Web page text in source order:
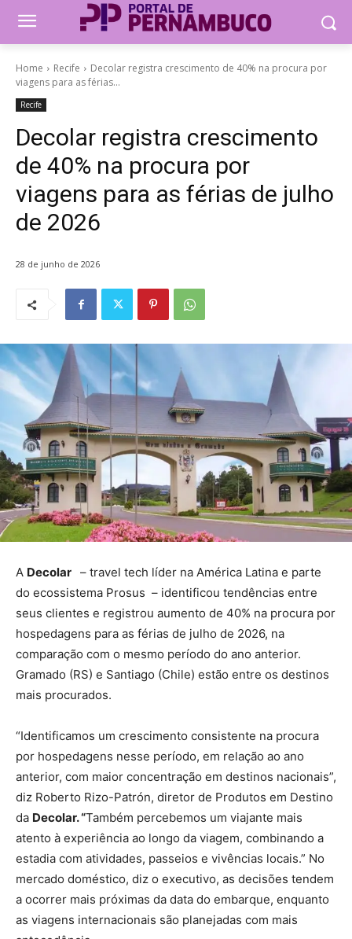
Home Recife
Decolar registra crescimento de 40% na procura por
viagens para as férias...
Recife
Decolar registra crescimento
de 40% na procura por
viagens para as férias de julho
de 2026
28 de junho de 2026
A Decolar – travel tech líder na América Latina e parte
do ecossistema Prosus – identificou tendências entre
seus clientes e registrou aumento de 40% na procura por
hospedagens para as férias de julho de 2026, na
comparação com o mesmo período do ano anterior.
Gramado (RS) e Santiago (Chile) estão entre os destinos
mais procurados.
“Identificamos um crescimento consistente na procura
por hospedagens nesse período, em relação ao ano
anterior, com maior concentração em destinos nacionais”,
diz Roberto Rizo-Patrón, diretor de Produtos em Destino
da Decolar. “Também percebemos um viajante mais
atento à experiência ao longo da viagem, combinando a
estadia com atividades, passeios e vivências locais.” No
mercado doméstico, diz o executivo, as decisões tendem
a ocorrer mais próximas da data do embarque, enquanto
as viagens internacionais são planejadas com mais